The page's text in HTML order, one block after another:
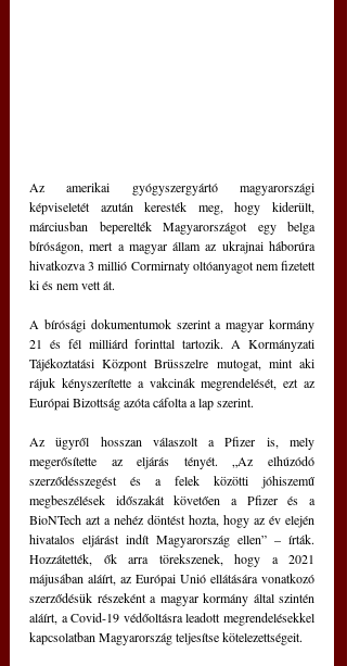
Az amerikai gyógyszergyártó magyarországi
képviseletét azután keresték meg, hogy kiderült,
márciusban beperelték Magyarországot egy belga
bíróságon, mert a magyar állam az ukrajnai háborúra
hivatkozva 3 millió Cormirnaty oltóanyagot nem fizetett
ki és nem vett át.
A bírósági dokumentumok szerint a magyar kormány
21 és fél milliárd forinttal tartozik. A Kormányzati
Tájékoztatási Központ Brüsszelre mutogat, mint aki
rájuk kényszerítette a vakcinák megrendelését, ezt az
Európai Bizottság azóta cáfolta a lap szerint.
Az ügyről hosszan válaszolt a Pfizer is, mely
megerősítette az eljárás tényét. „Az elhúzódó
szerződésszegést és a felek közötti jóhiszemű
megbeszélések időszakát követően a Pfizer és a
BioNTech azt a nehéz döntést hozta, hogy az év elején
hivatalos eljárást indít Magyarország ellen” – írták.
Hozzátették, ők arra törekszenek, hogy a 2021
májusában aláírt, az Európai Unió ellátására vonatkozó
szerződésük részeként a magyar kormány által szintén
aláírt, a Covid-19 védőoltásra leadott megrendelésekkel
kapcsolatban Magyarország teljesítse kötelezettségeit.